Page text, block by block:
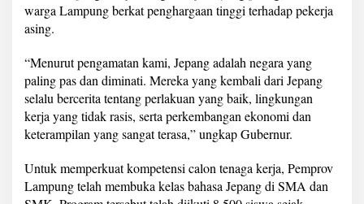
k
e
p
g
warga Lampung berkat penghargaan tinggi terhadap pekerja
asing.
“Menurut pengamatan kami, Jepang adalah negara yang
paling pas dan diminati. Mereka yang kembali dari Jepang
selalu bercerita tentang perlakuan yang baik, lingkungan
kerja yang tidak rasis, serta perkembangan ekonomi dan
keterampilan yang sangat terasa,” ungkap Gubernur.
Untuk memperkuat kompetensi calon tenaga kerja, Pemprov
Lampung telah membuka kelas bahasa Jepang di SMA dan